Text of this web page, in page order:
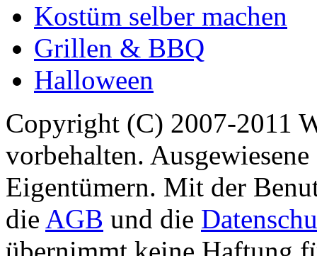
Kostüm selber machen
Grillen & BBQ
Halloween
Copyright (C) 2007-2011
vorbehalten.
Eigentümern. Mit der
die AGB und die